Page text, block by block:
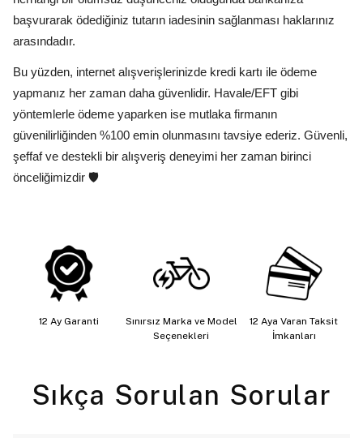
başvurarak ödediğiniz tutarın iadesinin sağlanması haklarınız
arasındadır.
Bu yüzden, internet alışverişlerinizde kredi kartı ile ödeme
yapmanız her zaman daha güvenlidir. Havale/EFT gibi
yöntemlerle ödeme yaparken ise mutlaka firmanın
güvenilirliğinden %100 emin olunmasını tavsiye ederiz. Güvenli,
şeffaf ve destekli bir alışveriş deneyimi her zaman birinci
önceliğimizdir 🛡️
12 Ay Garanti
Sınırsız Marka ve Model
Seçenekleri
12 Aya Varan Taksit
İmkanları
Sıkça Sorulan Sorular